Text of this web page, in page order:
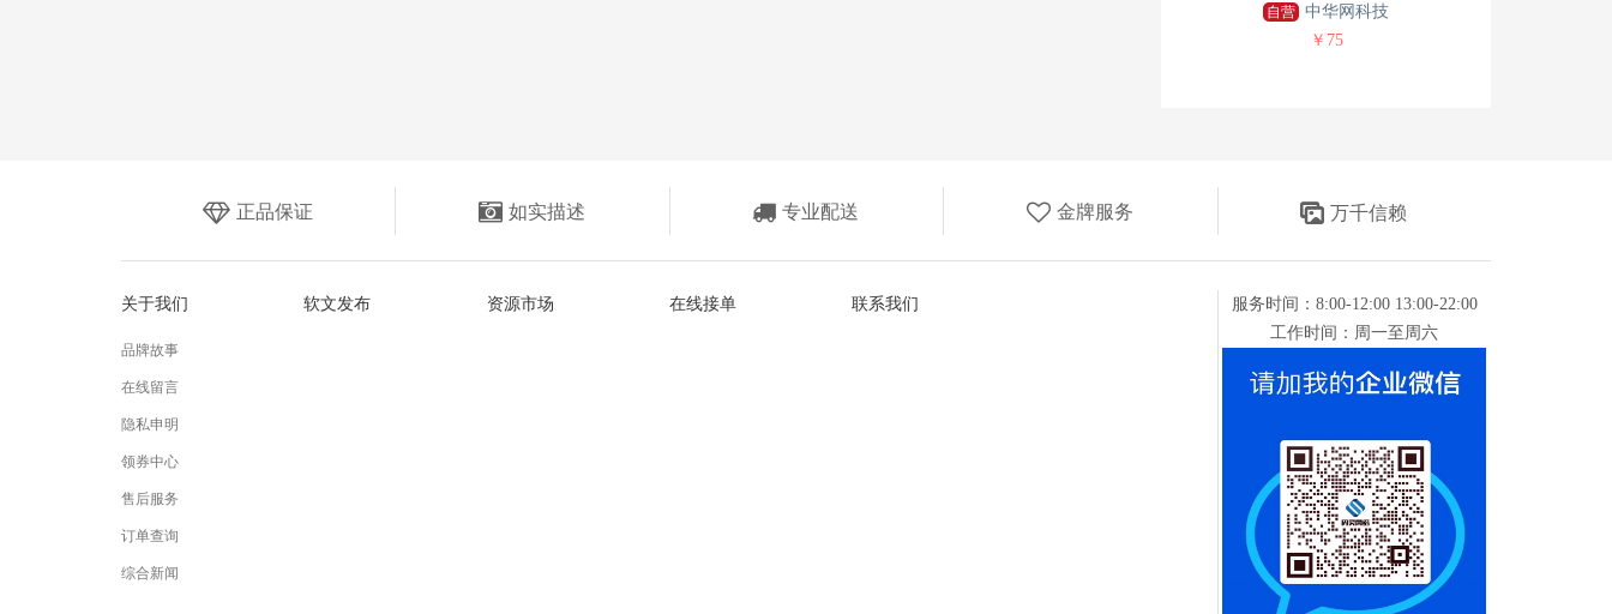
自营 中华网科技
￥75
正品保证 如实描述 专业配送 金牌服务 万千信赖
关于我们
品牌故事
在线留言
隐私申明
领券中心
售后服务
订单查询
综合新闻
软文发布 资源市场 在线接单 联系我们
服务时间：8:00-12:00 13:00-22:00
工作时间：周一至周六